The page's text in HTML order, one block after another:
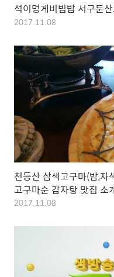
석이멍게비빔밥 서구둔
2017.11.08
천등산 삼색고구마(밤,자
고구마순 감자탕 맛집 소
2017.11.08